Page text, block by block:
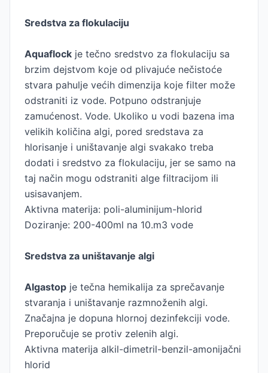
Sredstva za flokulaciju
Aquaflock je tečno sredstvo za flokulaciju sa
brzim dejstvom koje od plivajuće nečistoće
stvara pahulje većih dimenzija koje filter može
odstraniti iz vode. Potpuno odstranjuje
zamućenost. Vode. Ukoliko u vodi bazena ima
velikih količina algi, pored sredstava za
hlorisanje i uništavanje algi svakako treba
dodati i sredstvo za flokulaciju, jer se samo na
taj način mogu odstraniti alge filtracijom ili
usisavanjem.
Aktivna materija: poli-aluminijum-hlorid
Doziranje: 200-400ml na 10.m3 vode
Sredstva za uništavanje algi
Algastop je tečna hemikalija za sprečavanje
stvaranja i uništavanje razmnoženih algi.
Značajna je dopuna hlornoj dezinfekciji vode.
Preporučuje se protiv zelenih algi.
Aktivna materija alkil-dimetril-benzil-amonijačni
hlorid